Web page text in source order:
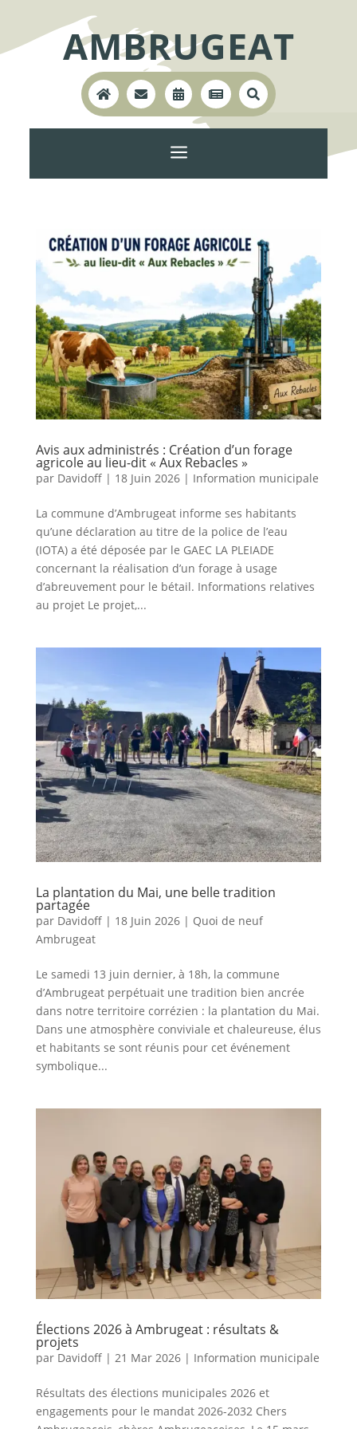
AMBRUGEAT
    
a
Avis aux administrés : Création d’un forage
agricole au lieu-dit « Aux Rebacles »
par Davidoff| 18 Juin 2026| Information municipale
La commune d’Ambrugeat informe ses habitants
qu’une déclaration au titre de la police de l’eau
(IOTA) a été déposée par le GAEC LA PLEIADE
concernant la réalisation d’un forage à usage
d’abreuvement pour le bétail. Informations relatives
au projet Le projet,...
La plantation du Mai, une belle tradition
partagée
par Davidoff| 18 Juin 2026| Quoi de neuf
Ambrugeat
Le samedi 13 juin dernier, à 18h, la commune
d’Ambrugeat perpétuait une tradition bien ancrée
dans notre territoire corrézien : la plantation du Mai.
Dans une atmosphère conviviale et chaleureuse, élus
et habitants se sont réunis pour cet événement
symbolique...
Élections 2026 à Ambrugeat : résultats &
projets
par Davidoff| 21 Mar 2026| Information municipale
Résultats des élections municipales 2026 et
engagements pour le mandat 2026-2032 Chers